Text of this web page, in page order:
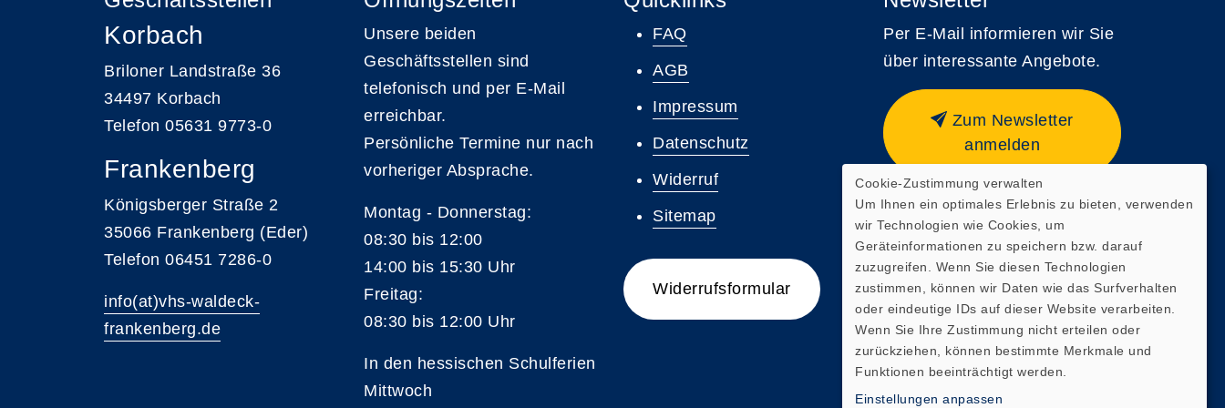
Korbach
Briloner Landstraße 36
34497 Korbach
Telefon 05631 9773-0
Frankenberg
Königsberger Straße 2
35066 Frankenberg (Eder)
Telefon 06451 7286-0
info(at)vhs-waldeck-
frankenberg.de
Unsere beiden
Geschäftsstellen sind
telefonisch und per E-Mail
erreichbar.
Persönliche Termine nur nach
vorheriger Absprache.
Montag - Donnerstag:
08:30 bis 12:00
14:00 bis 15:30 Uhr
Freitag:
08:30 bis 12:00 Uhr
In den hessischen Schulferien
Mittwoch
FAQ
AGB
Impressum
Datenschutz
Widerruf
Sitemap
Widerrufsformular
Per E-Mail informieren wir Sie
über interessante Angebote.
Zum Newsletter
anmelden
Webseite zuletzt aktualisiert
am: 06.08.2026 19:14
Cookie-Zustimmung verwalten
Um Ihnen ein optimales Erlebnis zu bieten, verwenden
wir Technologien wie Cookies, um
Geräteinformationen zu speichern bzw. darauf
zuzugreifen. Wenn Sie diesen Technologien
zustimmen, können wir Daten wie das Surfverhalten
oder eindeutige IDs auf dieser Website verarbeiten.
Wenn Sie Ihre Zustimmung nicht erteilen oder
zurückziehen, können bestimmte Merkmale und
Funktionen beeinträchtigt werden.
Einstellungen anpassen